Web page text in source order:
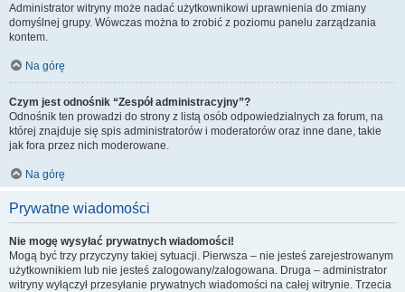
Administrator witryny może nadać użytkownikowi uprawnienia do zmiany
domyślnej grupy. Wówczas można to zrobić z poziomu panelu zarządzania
kontem.
Na górę
Czym jest odnośnik “Zespół administracyjny”?
Odnośnik ten prowadzi do strony z listą osób odpowiedzialnych za forum, na
której znajduje się spis administratorów i moderatorów oraz inne dane, takie
jak fora przez nich moderowane.
Na górę
Prywatne wiadomości
Nie mogę wysyłać prywatnych wiadomości!
Mogą być trzy przyczyny takiej sytuacji. Pierwsza – nie jesteś zarejestrowanym
użytkownikiem lub nie jesteś zalogowany/zalogowana. Druga – administrator
witryny wyłączył przesyłanie prywatnych wiadomości na całej witrynie. Trzecia